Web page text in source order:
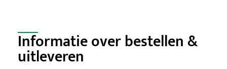
Informatie over bestellen &
uitleveren